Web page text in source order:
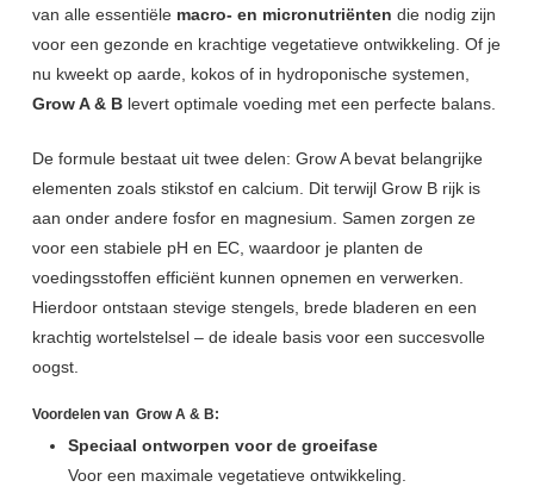
van alle essentiële macro- en micronutriënten die nodig zijn
voor een gezonde en krachtige vegetatieve ontwikkeling. Of je
nu kweekt op aarde, kokos of in hydroponische systemen,
Grow A & Blevert optimale voeding met een perfecte balans.
De formule bestaat uit twee delen: Grow A bevat belangrijke
elementen zoals stikstof en calcium. Dit terwijl Grow B rijk is
aan onder andere fosfor en magnesium. Samen zorgen ze
voor een stabiele pH en EC, waardoor je planten de
voedingsstoffen efficiënt kunnen opnemen en verwerken.
Hierdoor ontstaan stevige stengels, brede bladeren en een
krachtig wortelstelsel – de ideale basis voor een succesvolle
oogst.
Voordelen van Grow A & B:
Speciaal ontworpen voor de groeifase
Voor een maximale vegetatieve ontwikkeling.